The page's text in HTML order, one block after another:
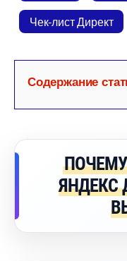
Чек-лист Директ
Содержание
ЯНДЕКС